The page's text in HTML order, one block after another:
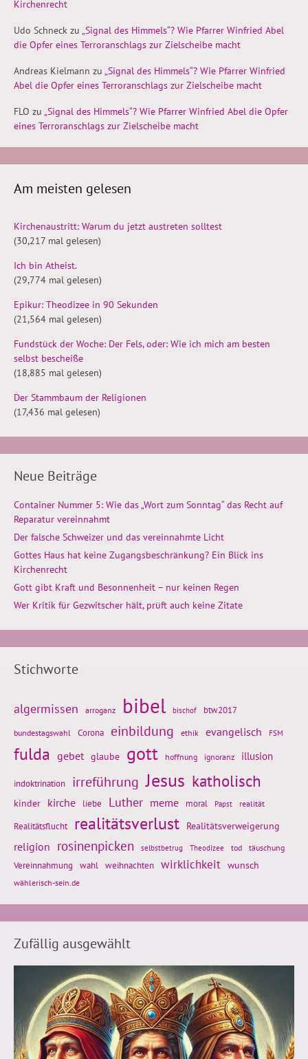
Kirchenrecht
Udo Schneck zu „Signal des Himmels“? Wie Pfarrer Winfried Abel
die Opfer eines Terroranschlags zur Zielscheibe macht
Andreas Kielmann zu „Signal des Himmels“? Wie Pfarrer Winfried
Abel die Opfer eines Terroranschlags zur Zielscheibe macht
FLO zu „Signal des Himmels“? Wie Pfarrer Winfried Abel die Opfer
eines Terroranschlags zur Zielscheibe macht
Am meisten gelesen
Kirchenaustritt: Warum du jetzt austreten solltest
(30,217 mal gelesen)
Ich bin Atheist.
(29,774 mal gelesen)
Epikur: Theodizee in 90 Sekunden
(21,564 mal gelesen)
Fundstück der Woche: Der Fels, oder: Wie ich mich am besten
selbst bescheiße
(18,885 mal gelesen)
Der Stammbaum der Religionen
(17,436 mal gelesen)
Neue Beiträge
Container Nummer 5: Wie das „Wort zum Sonntag“ das Recht auf
Reparatur vereinnahmt
Der falsche Schweizer und das vereinnahmte Licht
Gottes Haus hat keine Zugangsbeschränkung? Ein Blick ins
Kirchenrecht
Gott gibt Kraft und Besonnenheit – nur keinen Regen
Wer Kritik für Gezwitscher hält, prüft auch keine Zitate
Stichworte
algermissen arroganz bibel bischof btw2017
bundestagswahl Corona einbildung ethik evangelisch FSM
fulda gebet glaube gott hoffnung ignoranz illusion
indoktrination irreführung Jesus katholisch
kinder kirche liebe Luther meme moral Papst realität
Realitätsflucht realitätsverlust Realitätsverweigerung
religion rosinenpicken selbstbetrug Theodizee tod täuschung
Vereinnahmung wahl weihnachten wirklichkeit wunsch
wählerisch-sein.de
Zufällig ausgewählt